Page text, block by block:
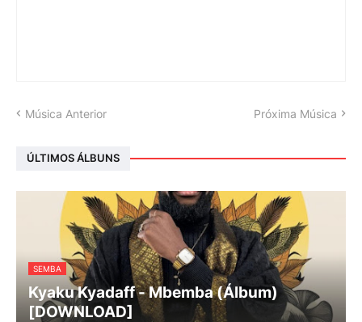
Música Anterior Próxima Música
ÚLTIMOS ÁLBUNS
SEMBA
Kyaku Kyadaff - Mbemba (Álbum)
[DOWNLOAD]